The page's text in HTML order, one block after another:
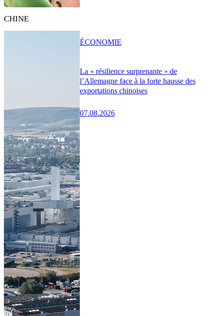
CHINE
La « résilience surprenante » de
l’Allemagne face à la forte hausse des
exportations chinoises
07.08.2026
ÉCONOMIE